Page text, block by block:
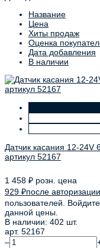
Название
Цена
Хиты продаж
Оценка
Дата добавления
В наличии
Датчик касания 12-24V
артикул 52167
1 458 ₽ розн. цена
929 ₽после авторизации
пользователей.
данной цены.
В наличии: 402 шт.
арт. 52167
–